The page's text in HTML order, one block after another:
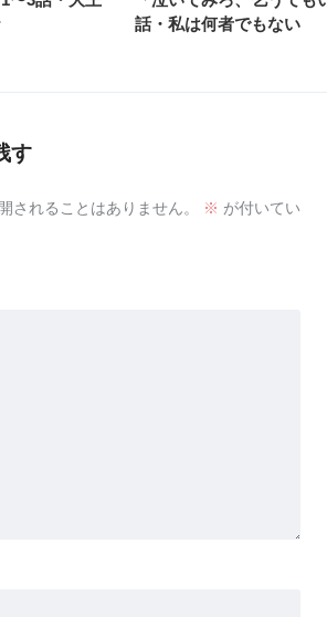
話・私は何者でもない
す
されることはありません。 ※ が付いてい